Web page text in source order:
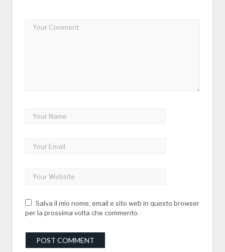
Salva il mio nome, email e sito web in questo browser
per la prossima volta che commento.